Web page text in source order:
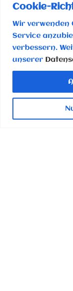
Cookie-
Wir verwenden
Service
verbessern.
unserer